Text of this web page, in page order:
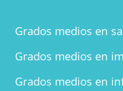
Grados medios en
Grados medios en
Grados medios en